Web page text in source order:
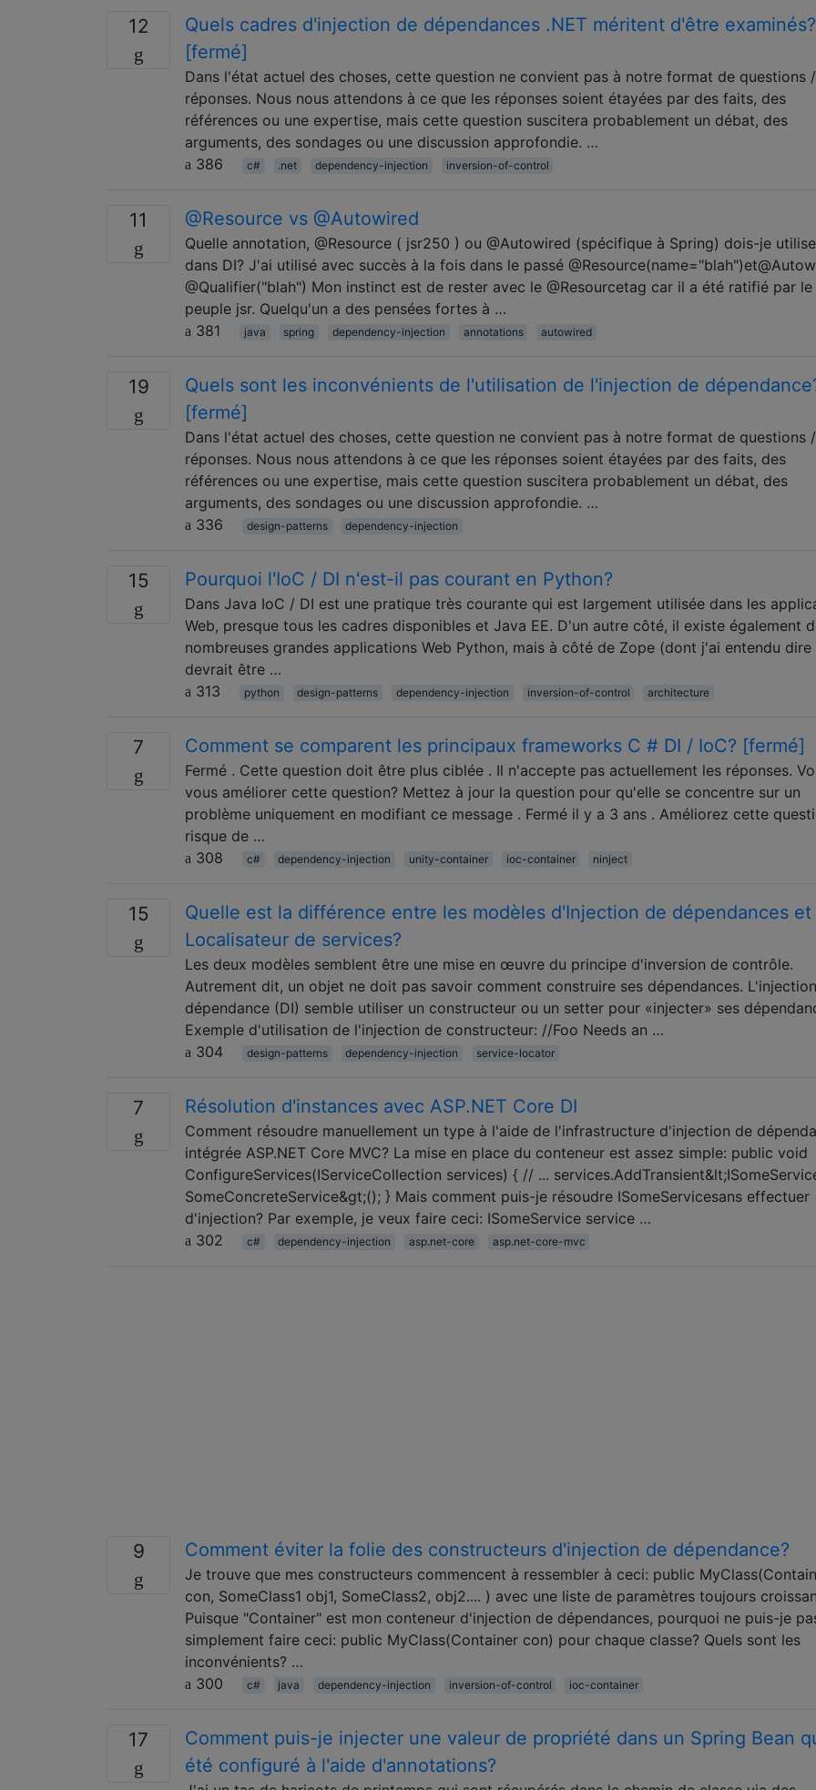
12
Quels cadres d'injection de dépendances .NET méritent d'être examinés?
[fermé]
Dans l'état actuel des choses, cette question ne convient pas à notre format de questions /
réponses. Nous nous attendons à ce que les réponses soient étayées par des faits, des
références ou une expertise, mais cette question suscitera probablement un débat, des
arguments, des sondages ou une discussion approfondie. …
386
c# .net dependency-injection inversion-of-control
11 @Resource vs @Autowired
Quelle annotation, @Resource ( jsr250 ) ou @Autowired (spécifique à Spring) dois-je
dans DI? J'ai utilisé avec succès à la fois dans le passé
@Qualifier("blah") Mon instinct est de rester avec le @Resourcetag car il a été ratifié par le
peuple jsr. Quelqu'un a des pensées fortes à …
381
java spring dependency-injection annotations autowired
19
Quels sont les inconvénients de l'utilisation de l'injection de
[fermé]
Dans l'état actuel des choses, cette question ne convient pas à notre format de questions /
réponses. Nous nous attendons à ce que les réponses soient étayées par des faits, des
références ou une expertise, mais cette question suscitera probablement un débat, des
arguments, des sondages ou une discussion approfondie. …
336
design-patterns dependency-injection
15 Pourquoi l'IoC / DI n'est-il pas courant en Python?
Dans Java IoC / DI est une pratique très courante qui est largement utilisée dans les
Web, presque tous les cadres disponibles et Java EE. D'un autre côté, il existe également
nombreuses grandes applications Web Python, mais à côté de Zope (dont j'ai entendu dire
devrait être …
313
python design-patterns dependency-injection inversion-of-control architecture
7 Comment se comparent les principaux frameworks C # DI / IoC? [fermé]
Fermé . Cette question doit être plus ciblée . Il n'accepte pas actuellement les réponses.
vous améliorer cette question? Mettez à jour la question pour qu'elle se concentre sur un
problème uniquement en modifiant ce message . Fermé il y a 3 ans . Améliorez cette
risque de …
308
c# dependency-injection unity-container ioc-container ninject
15
Quelle est la différence entre les modèles d'Injection de dépendances et
Localisateur de services?
Les deux modèles semblent être une mise en œuvre du principe d'inversion de contrôle.
Autrement dit, un objet ne doit pas savoir comment construire ses dépendances.
dépendance (DI) semble utiliser un constructeur ou un setter pour «injecter» ses
Exemple d'utilisation de l'injection de constructeur: //Foo Needs an …
304
design-patterns dependency-injection service-locator
7 Résolution d'instances avec ASP.NET Core DI
Comment résoudre manuellement un type à l'aide de l'infrastructure d'injection de
intégrée ASP.NET Core MVC? La mise en place du conteneur est assez simple: public void
ConfigureServices(IServiceCollection services) { // ...
SomeConcreteService&gt;(); } Mais comment puis-je résoudre ISomeServicesans effectuer
d'injection? Par exemple, je veux faire ceci: ISomeService service …
302
c# dependency-injection asp.net-core asp.net-core-mvc
9 Comment éviter la folie des constructeurs d'injection de dépendance?
Je trouve que mes constructeurs commencent à ressembler à ceci: public
con, SomeClass1 obj1, SomeClass2, obj2.... ) avec une liste de paramètres toujours
Puisque "Container" est mon conteneur d'injection de dépendances, pourquoi ne puis-je
simplement faire ceci: public MyClass(Container con) pour chaque classe? Quels sont les
inconvénients? …
300
c# java dependency-injection inversion-of-control ioc-container
17
Comment puis-je injecter une valeur de propriété dans un Spring Bean
été configuré à l'aide d'annotations?